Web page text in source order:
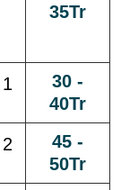
35Tr
30 -
40Tr
45 -
50Tr